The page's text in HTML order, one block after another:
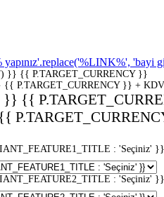
'bayi
}} {{ P.TARGET_CURRENCY }}
{{ P.TARGET_CURRENCY }} + KDV
}} {{
{{
: 'Seçiniz'
: 'Seçiniz'